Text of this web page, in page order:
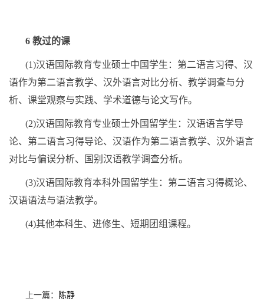
6 教过的课
(1)汉语国际教育专业硕士中国学生：第二语言习得、汉
语作为第二语言教学、汉外语言对比分析、教学调查与分
析、课堂观察与实践、学术道德与论文写作。
(2)汉语国际教育专业硕士外国留学生：汉语语言学导
论、第二语言习得导论、汉语作为第二语言教学、汉外语言
对比与偏误分析、国别汉语教学调查分析。
(3)汉语国际教育本科外国留学生：第二语言习得概论、
汉语语法与语法教学。
(4)其他本科生、进修生、短期团组课程。
上一篇： 陈静